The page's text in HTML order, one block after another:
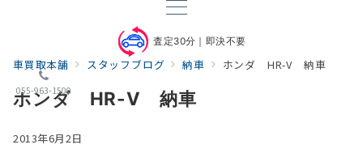
査定30分｜即決不要
055-963-1500
車買取本舗 スタッフブログ 納車 ホンダ HR-V 納車
ホンダ HR-V 納車
2013年6月2日